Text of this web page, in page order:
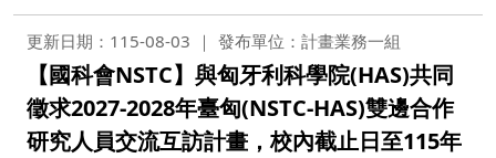
更新日期：115-08-03 發布單位：計畫業務一組
【國科會NSTC】與匈牙利科學院(HAS)共同
徵求2027-2028年臺匈(NSTC-HAS)雙邊合作
研究人員交流互訪計畫，校內截止日至115年